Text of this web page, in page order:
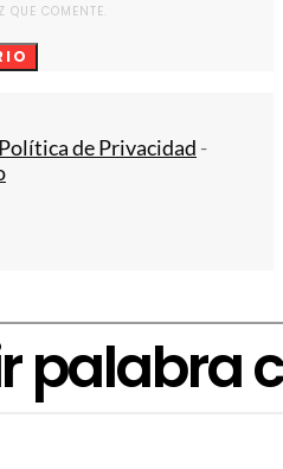
COMENTE.
Política de Privacidad -